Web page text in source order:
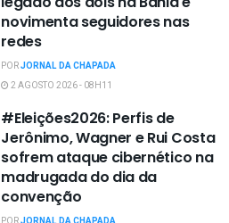
novimenta seguidores nas
redes
PORJORNAL DA CHAPADA
2 AGOSTO 2026 - 08H11
#Eleições2026: Perfis de
Jerônimo, Wagner e Rui Costa
sofrem ataque cibernético na
madrugada do dia da
convenção